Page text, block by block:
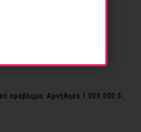
Fields. Αποχώρησε από το Πρίνστον και το Στάνφορντ. Και… πήγε να μαζέψει μανιτάρια…